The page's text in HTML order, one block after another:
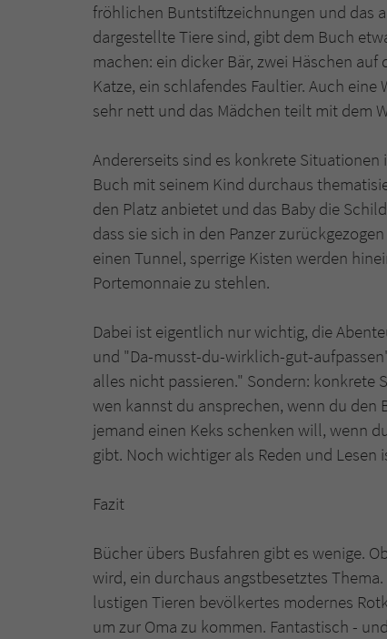
fröhlichen Buntstiftzeichnungen und das
dargestellte Tiere sind, gibt dem Buch
machen: ein dicker Bär, zwei Häschen
Katze, ein schlafendes Faultier. Auch
sehr nett und das Mädchen teilt mit dem
Andererseits sind es konkrete
Buch mit seinem Kind durchaus
den Platz anbietet und das Baby die
dass sie sich in den Panzer
einen Tunnel, sperrige Kisten werden
Portemonnaie zu stehlen.
Dabei ist eigentlich nur wichtig, die
und "Da-musst-du-wirklich-gut-
alles nicht passieren." Sondern: konkrete
wen kannst du ansprechen, wenn du den
jemand einen Keks schenken will, wenn
gibt. Noch wichtiger als Reden und Lesen
Fazit
Bücher übers Busfahren gibt es wenige.
wird, ein durchaus angstbesetztes
lustigen Tieren bevölkertes modernes
um zur Oma zu kommen. Fantastisch -